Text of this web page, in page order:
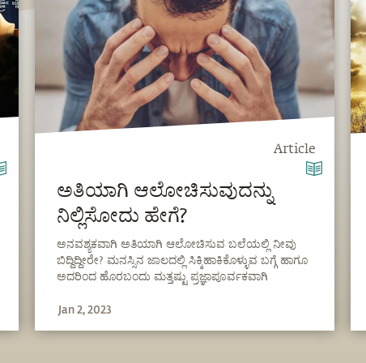
Article
ಅತಿಯಾಗಿ ಆಲೋಚಿಸುವುದನ್ನು
ನಿಲ್ಲಿಸೋದು ಹೇಗೆ?
ಅನವಶ್ಯಕವಾಗಿ ಅತಿಯಾಗಿ ಆಲೋಚಿಸುವ ಬಲೆಯಲ್ಲಿ ನೀವು
ಬಿದ್ದಿದ್ದೀರೇ? ಮನಸ್ಸಿನ ಜಾಲದಲ್ಲಿ ಸಿಕ್ಕಿಹಾಕಿಕೊಳ್ಳುವ ಬಗ್ಗೆ ಹಾಗೂ
ಅದರಿಂದ ಹೊರಬಂದು ಮತ್ತಷ್ಟು ಪ್ರಜ್ಞಾಪೂರ್ವಕವಾಗಿ
Jan 2, 2023